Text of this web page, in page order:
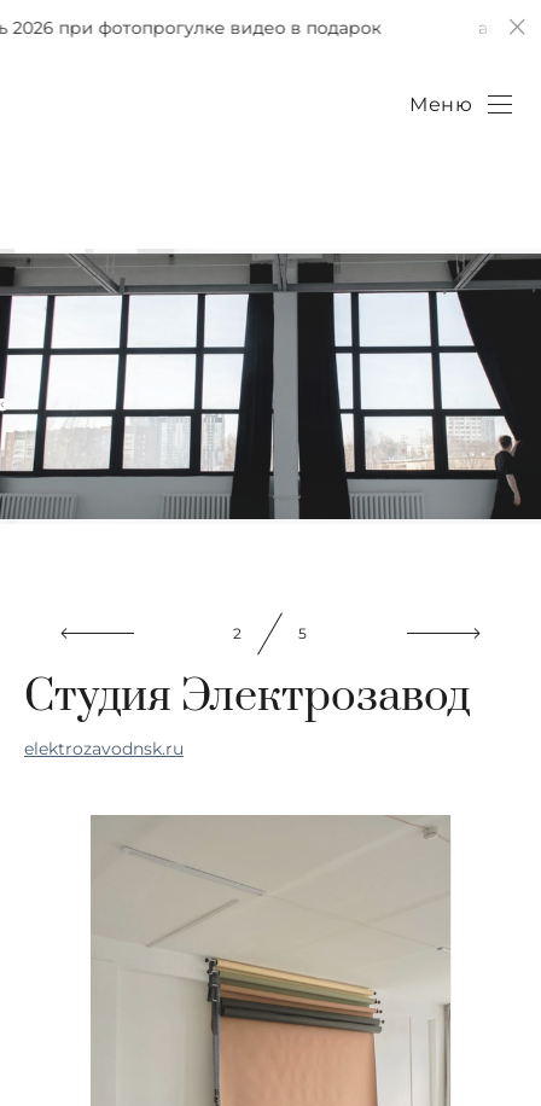
при фотопрогулке видео в подарок
Меню
2 5
Студия Электрозавод
elektrozavodnsk.ru